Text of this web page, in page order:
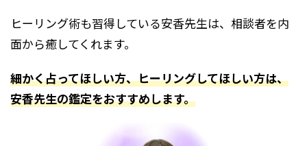
ヒーリング術も習得している安香先生は、相談者を内
面から癒してくれます。
細かく占ってほしい方、ヒーリングしてほしい方は、
安香先生の鑑定をおすすめします。